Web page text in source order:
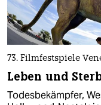
73. Filmfestspiele
Leben und
Todesbekämpfer,